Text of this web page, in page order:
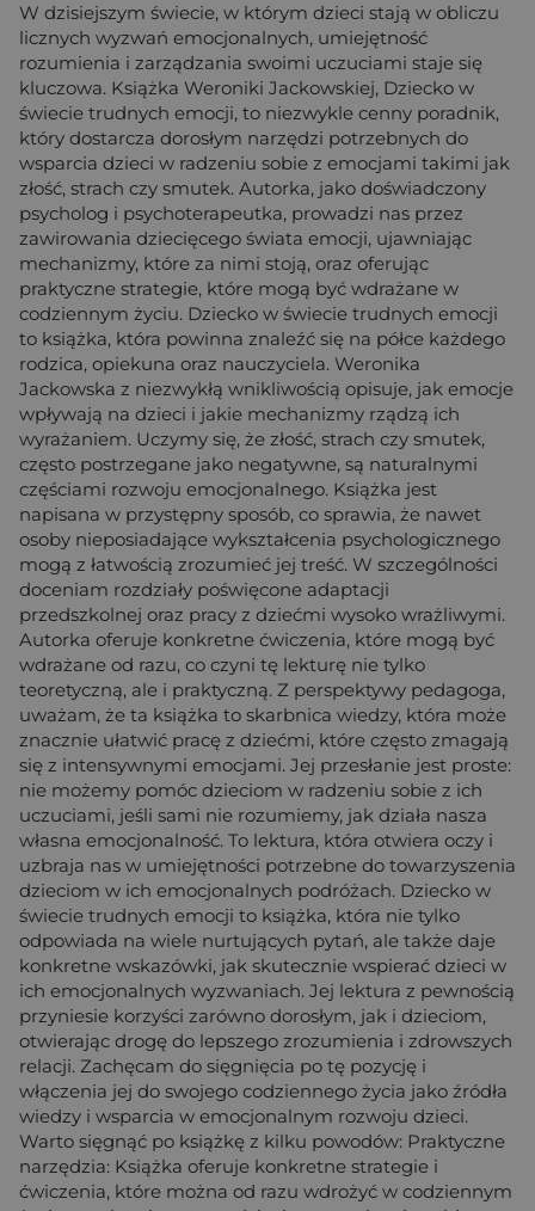
W dzisiejszym świecie, w którym dzieci stają w obliczu
licznych wyzwań emocjonalnych, umiejętność
rozumienia i zarządzania swoimi uczuciami staje się
kluczowa. Książka Weroniki Jackowskiej, Dziecko w
świecie trudnych emocji, to niezwykle cenny poradnik,
który dostarcza dorosłym narzędzi potrzebnych do
wsparcia dzieci w radzeniu sobie z emocjami takimi jak
złość, strach czy smutek. Autorka, jako doświadczony
psycholog i psychoterapeutka, prowadzi nas przez
zawirowania dziecięcego świata emocji, ujawniając
mechanizmy, które za nimi stoją, oraz oferując
praktyczne strategie, które mogą być wdrażane w
codziennym życiu. Dziecko w świecie trudnych emocji
to książka, która powinna znaleźć się na półce każdego
rodzica, opiekuna oraz nauczyciela. Weronika
Jackowska z niezwykłą wnikliwością opisuje, jak emocje
wpływają na dzieci i jakie mechanizmy rządzą ich
wyrażaniem. Uczymy się, że złość, strach czy smutek,
często postrzegane jako negatywne, są naturalnymi
częściami rozwoju emocjonalnego. Książka jest
napisana w przystępny sposób, co sprawia, że nawet
osoby nieposiadające wykształcenia psychologicznego
mogą z łatwością zrozumieć jej treść. W szczególności
doceniam rozdziały poświęcone adaptacji
przedszkolnej oraz pracy z dziećmi wysoko wrażliwymi.
Autorka oferuje konkretne ćwiczenia, które mogą być
wdrażane od razu, co czyni tę lekturę nie tylko
teoretyczną, ale i praktyczną. Z perspektywy pedagoga,
uważam, że ta książka to skarbnica wiedzy, która może
znacznie ułatwić pracę z dziećmi, które często zmagają
się z intensywnymi emocjami. Jej przesłanie jest proste:
nie możemy pomóc dzieciom w radzeniu sobie z ich
uczuciami, jeśli sami nie rozumiemy, jak działa nasza
własna emocjonalność. To lektura, która otwiera oczy i
uzbraja nas w umiejętności potrzebne do towarzyszenia
dzieciom w ich emocjonalnych podróżach. Dziecko w
świecie trudnych emocji to książka, która nie tylko
odpowiada na wiele nurtujących pytań, ale także daje
konkretne wskazówki, jak skutecznie wspierać dzieci w
ich emocjonalnych wyzwaniach. Jej lektura z pewnością
przyniesie korzyści zarówno dorosłym, jak i dzieciom,
otwierając drogę do lepszego zrozumienia i zdrowszych
relacji. Zachęcam do sięgnięcia po tę pozycję i
włączenia jej do swojego codziennego życia jako źródła
wiedzy i wsparcia w emocjonalnym rozwoju dzieci.
Warto sięgnąć po książkę z kilku powodów: Praktyczne
narzędzia: Książka oferuje konkretne strategie i
ćwiczenia, które można od razu wdrożyć w codziennym